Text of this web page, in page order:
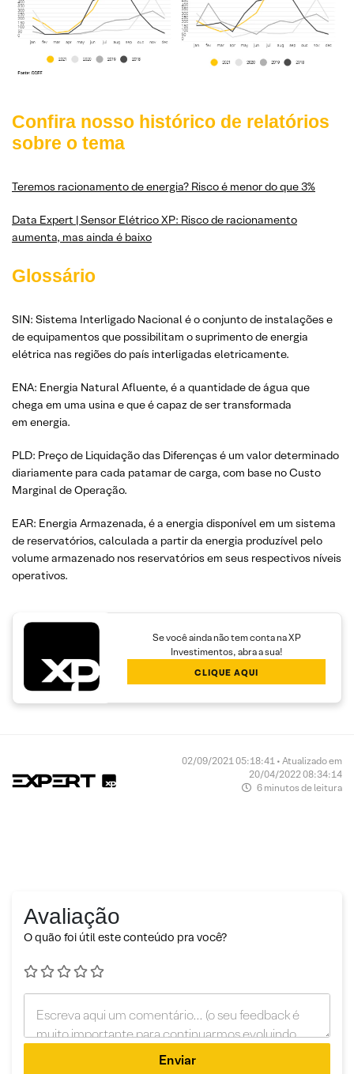
Confira nosso histórico de relatórios
sobre o tema
Teremos racionamento de energia? Risco é menor do que 3%
Data Expert | Sensor Elétrico XP: Risco de racionamento
aumenta, mas ainda é baixo
Glossário
SIN: Sistema Interligado Nacional é o conjunto de instalações e
de equipamentos que possibilitam o suprimento de energia
elétrica nas regiões do país interligadas eletricamente.
ENA: Energia Natural Afluente, é a quantidade de água que
chega em uma usina e que é capaz de ser transformada
em energia.
PLD: Preço de Liquidação das Diferenças é um valor determinado
diariamente para cada patamar de carga, com base no Custo
Marginal de Operação.
EAR: Energia Armazenada, é a energia disponível em um sistema
de reservatórios, calculada a partir da energia produzível pelo
volume armazenado nos reservatórios em seus respectivos níveis
operativos.
Se você ainda não tem conta na XP
Investimentos, abra a sua!
CLIQUE AQUI
02/09/2021 05:18:41 • Atualizado em
20/04/2022 08:34:14
6 minutos de leitura
Avaliação
O quão foi útil este conteúdo pra você?
Enviar